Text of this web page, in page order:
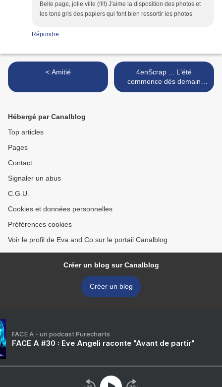
Belle page, jolie ville (!!!!) J'aime la disposition des photos et
les tons gris des papiers qui font bien ressortir les photos
Répondre
< Amitié
4enScrap ... L'été
commence dès demain
avec la nouvelle collection
Hébergé par Canalblog
Top articles
Pages
Contact
Signaler un abus
C.G.U.
Cookies et données personnelles
Préférences cookies
Voir le profil de Eva and Co sur le portail Canalblog
Créer un blog sur Canalblog
Créer un blog
FACE A - un podcast Purecharts
FACE A #30 : Eve Angeli raconte "Avant de partir"